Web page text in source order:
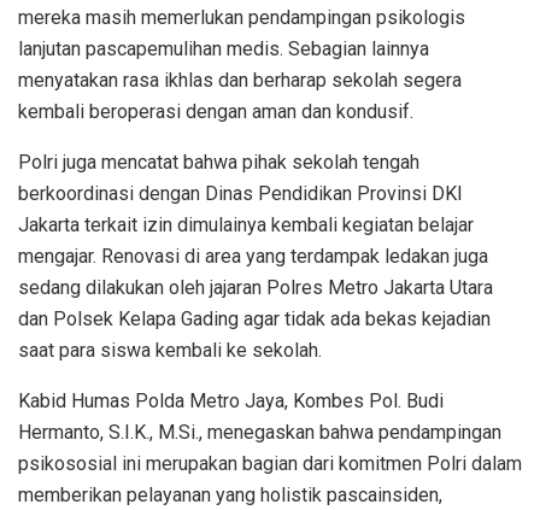
mereka masih memerlukan pendampingan psikologis
lanjutan pascapemulihan medis. Sebagian lainnya
menyatakan rasa ikhlas dan berharap sekolah segera
kembali beroperasi dengan aman dan kondusif.
Polri juga mencatat bahwa pihak sekolah tengah
berkoordinasi dengan Dinas Pendidikan Provinsi DKI
Jakarta terkait izin dimulainya kembali kegiatan belajar
mengajar. Renovasi di area yang terdampak ledakan juga
sedang dilakukan oleh jajaran Polres Metro Jakarta Utara
dan Polsek Kelapa Gading agar tidak ada bekas kejadian
saat para siswa kembali ke sekolah.
Kabid Humas Polda Metro Jaya, Kombes Pol. Budi
Hermanto, S.I.K., M.Si., menegaskan bahwa pendampingan
psikososial ini merupakan bagian dari komitmen Polri dalam
memberikan pelayanan yang holistik pascainsiden,